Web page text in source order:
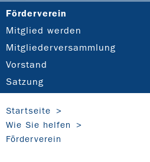
Förderverein
Mitglied werden
Mitgliederversammlung
Vorstand
Satzung
Startseite
Wie Sie helfen
Förderverein